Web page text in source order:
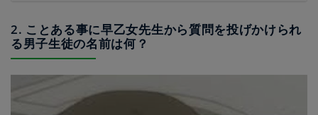
2. ことある事に早乙女先生から質問を投げかけられ
る男子生徒の名前は何？